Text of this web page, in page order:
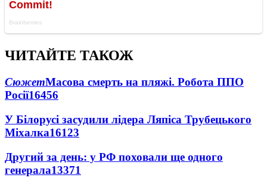
ЧИТАЙТЕ ТАКОЖ
СюжетМасова смерть на пляжі. Робота ППО
Росії16456
У Білорусі засудили лідера Ляпіса Трубецького
Міхалка16123
Другий за день: у РФ поховали ще одного
генерала13371